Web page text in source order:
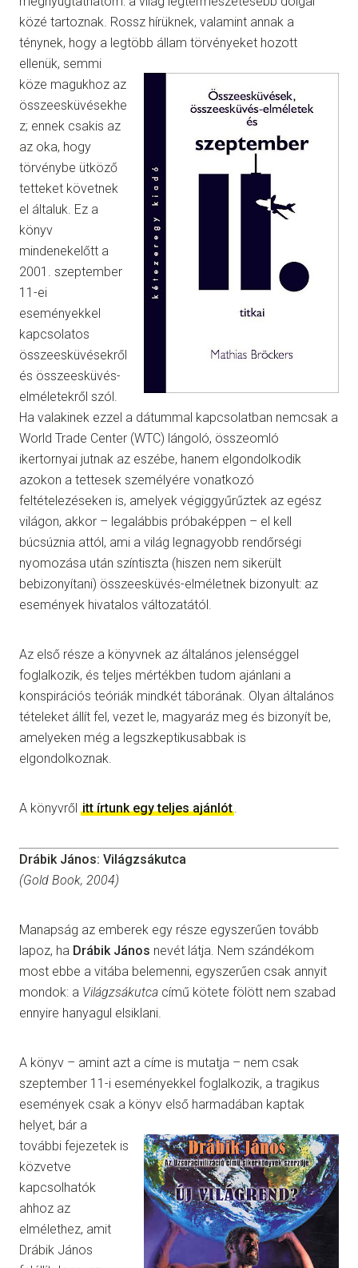
közé tartoznak. Rossz hírüknek, valamint annak a
ténynek, hogy a legtöbb állam törvényeket hozott
ellenük, semmi
köze magukhoz az
összeesküvésekhe
z; ennek csakis az
az oka, hogy
törvénybe ütköző
tetteket követnek
el általuk. Ez a
könyv
mindenekelőtt a
2001. szeptember
11-ei
eseményekkel
kapcsolatos
összeesküvésekről
és összeesküvés-
elméletekről szól.
Ha valakinek ezzel a dátummal kapcsolatban nemcsak a
World Trade Center (WTC) lángoló, összeomló
ikertornyai jutnak az eszébe, hanem elgondolkodik
azokon a tettesek személyére vonatkozó
feltételezéseken is, amelyek végiggyűrűztek az egész
világon, akkor – legalábbis próbaképpen – el kell
búcsúznia attól, ami a világ legnagyobb rendőrségi
nyomozása után színtiszta (hiszen nem sikerült
bebizonyítani) összeesküvés-elméletnek bizonyult: az
események hivatalos változatától.
Az első része a könyvnek az általános jelenséggel
foglalkozik, és teljes mértékben tudom ajánlani a
konspirációs teóriák mindkét táborának. Olyan általános
tételeket állít fel, vezet le, magyaráz meg és bizonyít be,
amelyeken még a legszkeptikusabbak is
elgondolkoznak.
A könyvről itt írtunk egy teljes ajánlót.
Drábik János: Világzsákutca
(Gold Book, 2004)
Manapság az emberek egy része egyszerűen tovább
lapoz, ha Drábik János nevét látja. Nem szándékom
most ebbe a vitába belemenni, egyszerűen csak annyit
mondok: a Világzsákutca című kötete fölött nem szabad
ennyire hanyagul elsiklani.
A könyv – amint azt a címe is mutatja – nem csak
szeptember 11-i eseményekkel foglalkozik, a tragikus
események csak a könyv első harmadában kaptak
helyet, bár a
további fejezetek is
közvetve
kapcsolhatók
ahhoz az
elmélethez, amit
Drábik János